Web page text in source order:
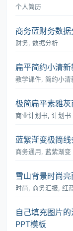
个人简历
商务蓝财务数
财务, 数据分析
扁平简约小清
教学课件, 简约小清
极简扁平素雅
商业计划书, 计划书
蓝紫渐变极简
商务通用, 蓝紫渐变
雪山背景时尚
时尚, 商务汇报, 红
自己填充图片
PPT模板